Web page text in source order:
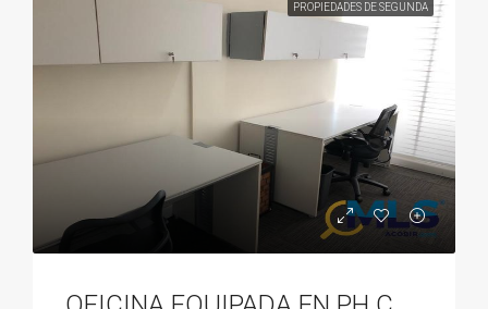
PROPIEDADES DE SEGUNDA